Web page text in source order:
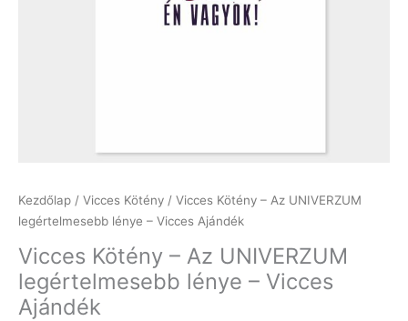
Kezdőlap / Vicces Kötény / Vicces Kötény – Az UNIVERZUM
legértelmesebb lénye – Vicces Ajándék
Vicces Kötény – Az UNIVERZUM
legértelmesebb lénye – Vicces
Ajándék